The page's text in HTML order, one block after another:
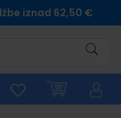
iznad 62,50 €